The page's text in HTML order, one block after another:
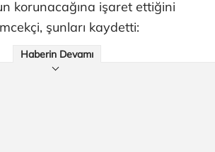
korunacağına işaret ettiğini
şunları kaydetti:
Haberin Devamı